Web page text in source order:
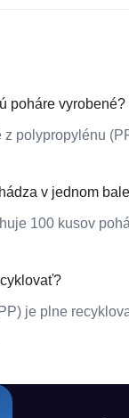
poháre vyrobené?
z polypropylénu
v jednom
100 kusov
je plne